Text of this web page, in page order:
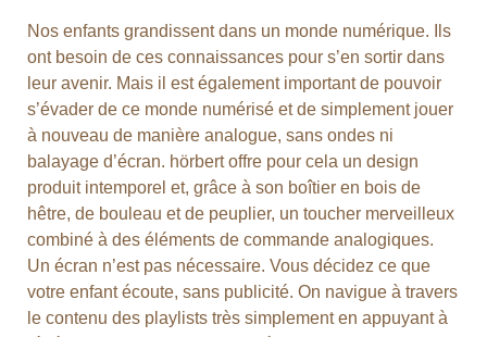
Nos enfants grandissent dans un monde numérique. Ils
ont besoin de ces connaissances pour s’en sortir dans
leur avenir. Mais il est également important de pouvoir
s’évader de ce monde numérisé et de simplement jouer
à nouveau de manière analogue, sans ondes ni
balayage d’écran. hörbert offre pour cela un design
produit intemporel et, grâce à son boîtier en bois de
hêtre, de bouleau et de peuplier, un toucher merveilleux
combiné à des éléments de commande analogiques.
Un écran n’est pas nécessaire. Vous décidez ce que
votre enfant écoute, sans publicité. On navigue à travers
le contenu des playlists très simplement en appuyant à